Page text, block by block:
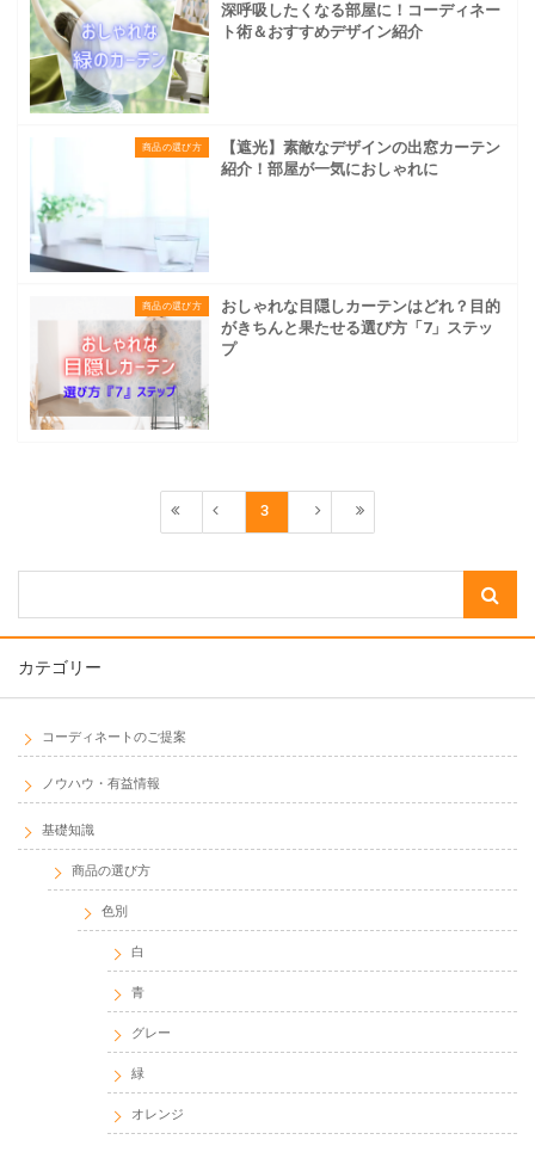
深呼吸したくなる部屋に！コーディネー
ト術＆おすすめデザイン紹介
商品の選び方
【遮光】素敵なデザインの出窓カーテン
紹介！部屋が一気におしゃれに
商品の選び方
おしゃれな目隠しカーテンはどれ？目的
がきちんと果たせる選び方「7」ステッ
プ
3
カテゴリー
コーディネートのご提案
ノウハウ・有益情報
基礎知識
商品の選び方
色別
白
青
グレー
緑
オレンジ